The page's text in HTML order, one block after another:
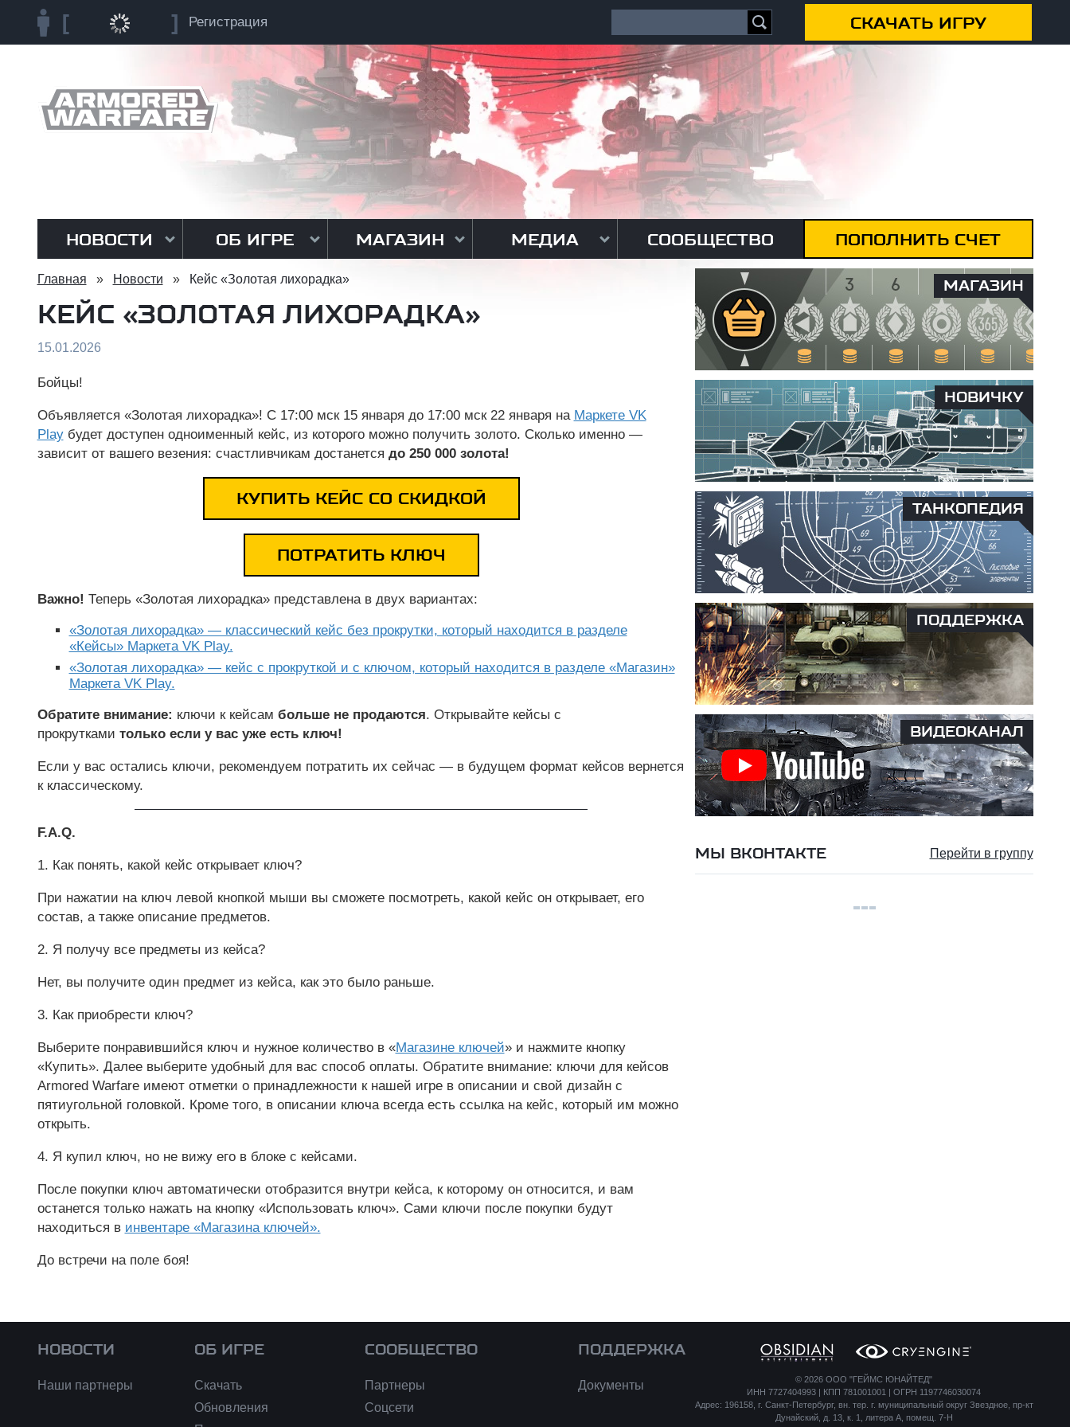
Регистрация СКАЧАТЬ ИГРУ
НОВОСТИ ОБ ИГРЕ МАГАЗИН МЕДИА СООБЩЕСТВО ПОПОЛНИТЬ СЧЕТ
Главная » Новости » Кейс «Золотая лихорадка»
КЕЙС «ЗОЛОТАЯ ЛИХОРАДКА»
15.01.2026
Бойцы!
Объявляется «Золотая лихорадка»! С 17:00 мск 15 января до 17:00 мск 22 января на Маркете VK
Playбудет доступен одноименный кейс, из которого можно получить золото. Сколько именно —
зависит от вашего везения: счастливчикам достанется до 250 000 золота!
КУПИТЬ КЕЙС СО СКИДКОЙ
ПОТРАТИТЬ КЛЮЧ
Важно! Теперь «Золотая лихорадка» представлена в двух вариантах:
«Золотая лихорадка» — классический кейс без прокрутки, который находится в разделе
«Кейсы» Маркета VK Play.
«Золотая лихорадка» — кейс с прокруткой и с ключом, который находится в разделе «Магазин»
Маркета VK Play.
Обратите внимание: ключи к кейсам больше не продаются. Открывайте кейсы с
прокрутками только если у вас уже есть ключ!
Если у вас остались ключи, рекомендуем потратить их сейчас — в будущем формат кейсов вернется
к классическому.
F.A.Q.
1. Как понять, какой кейс открывает ключ?
При нажатии на ключ левой кнопкой мыши вы сможете посмотреть, какой кейс он открывает, его
состав, а также описание предметов.
2. Я получу все предметы из кейса?
Нет, вы получите один предмет из кейса, как это было раньше.
3. Как приобрести ключ?
Выберите понравившийся ключ и нужное количество в «Магазине ключей» и нажмите кнопку
«Купить». Далее выберите удобный для вас способ оплаты. Обратите внимание: ключи для кейсов
Armored Warfare имеют отметки о принадлежности к нашей игре в описании и свой дизайн с
пятиугольной головкой. Кроме того, в описании ключа всегда есть ссылка на кейс, который им можно
открыть.
4. Я купил ключ, но не вижу его в блоке с кейсами.
После покупки ключ автоматически отобразится внутри кейса, к которому он относится, и вам
останется только нажать на кнопку «Использовать ключ». Сами ключи после покупки будут
находиться в инвентаре «Магазина ключей».
До встречи на поле боя!
МАГАЗИН
НОВИЧКУ
ТАНКОПЕДИЯ
ПОДДЕРЖКА
ВИДЕОКАНАЛ
МЫ ВКОНТАКТЕ Перейти в группу
НОВОСТИ
Наши партнеры
ОБ ИГРЕ
Скачать
Обновления
СООБЩЕСТВО
Партнеры
Соцсети
ПОДДЕРЖКА
Документы © 2026 ООО "ГЕЙМС ЮНАЙТЕД"
ИНН 7727404993 | КПП 781001001 | ОГРН 1197746030074
Адрес: 196158, г. Санкт-Петербург, вн. тер. г. муниципальный округ Звездное, пр-кт
Дунайский, д. 13, к. 1, литера А, помещ. 7-Н